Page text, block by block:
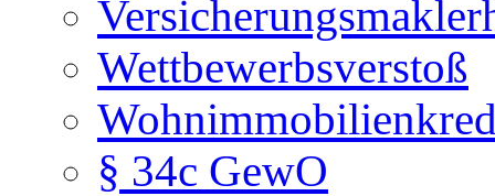
Wettbewerbsverstoß
§ 34c GewO